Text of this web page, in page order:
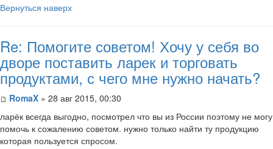
Вернуться наверх
Re: Помогите советом! Хочу у себя во
дворе поставить ларек и торговать
продуктами, с чего мне нужно начать?
RomaX » 28 авг 2015, 00:30
ларёк всегда выгодно, посмотрел что вы из России поэтому не могу
помочь к сожалению советом. нужно только найти ту продукцию
которая пользуется спросом.